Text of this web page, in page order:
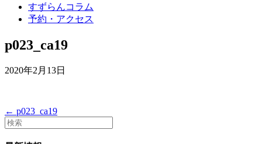
すずらんコラム
予約・アクセス
p023_ca19
2020年2月13日
← p023_ca19